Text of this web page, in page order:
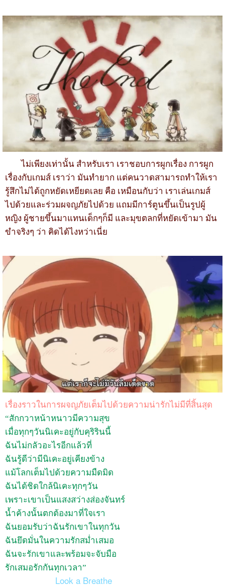
ไม่เพียงเท่านั้น สำหรับเรา เราชอบการผูกเรื่อง การผูก
เรื่องกับเกมส์ เราว่า มันทำยาก แต่คนวาดสามารถทำให้เรา
รู้สึกไม่ได้ถูกหยัดเหยียดเลย คือ เหมือนกับว่า เราเล่นเกมส์
ไปด้วยและร่วมผจญภัยไปด้วย แถมมีการ์ตูนขึ้นเป็นรูปผู้
หญิง ผู้ชายขึ้นมาแทนเด็กๆก็มี และมุขตลกที่หยัดเข้ามา มัน
ขำจริงๆ ว่า คิดได้ไงหว่าเนี่ย
เรื่องราวในการผจญภัยเต็มไปด้วยความน่ารักไม่มีที่สิ้นสุด
“สักกวาหน้าหนาวมีความสุข
เมื่อทุกๆวันนิเคะอยู่กับคุริรินนี้
ฉันไม่กลัวอะไรอีกแล้วที่
ฉันรู้ดีว่ามีนิเคะอยู่เคียงข้าง
แม้โลกเต็มไปด้วยความมืดมิด
ฉันได้ชิดใกล้นิเคะทุกๆวัน
เพราะเขาเป็นแสงสว่างส่องจันทร์
น้ำค้างนั้นตกต้องมาที่ใจเรา
ฉันยอมรับว่าฉันรักเขาในทุกวัน
ฉันยึดมั่นในความรักสม่ำเสมอ
ฉันจะรักเขาและพร้อมจะจับมือ
รักเสมอรักกันทุกเวลา”
Look a Breathe